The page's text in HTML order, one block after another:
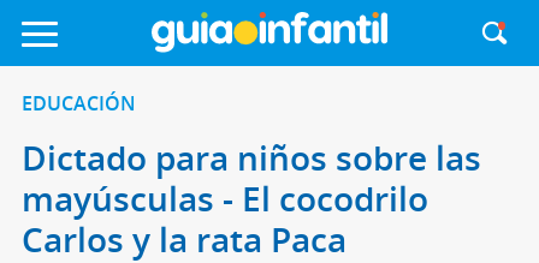
EDUCACIÓN
Dictado para niños sobre las
mayúsculas - El cocodrilo
Carlos y la rata Paca